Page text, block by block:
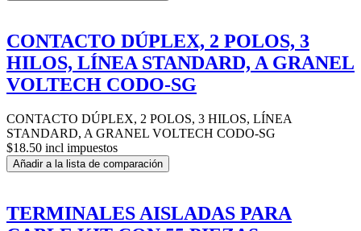
CONTACTO DÚPLEX, 2 POLOS, 3
HILOS, LÍNEA STANDARD, A GRANEL
VOLTECH CODO-SG
CONTACTO DÚPLEX, 2 POLOS, 3 HILOS, LÍNEA
STANDARD, A GRANEL VOLTECH CODO-SG
$18.50 incl impuestos
Añadir a la lista de comparación
TERMINALES AISLADAS PARA